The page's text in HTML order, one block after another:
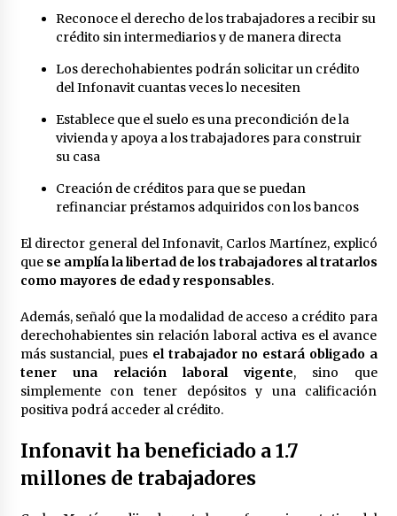
Reconoce el derecho de los trabajadores a recibir su
crédito sin intermediarios y de manera directa
Los derechohabientes podrán solicitar un crédito
del Infonavit cuantas veces lo necesiten
Establece que el suelo es una precondición de la
vivienda y apoya a los trabajadores para construir
su casa
Creación de créditos para que se puedan
refinanciar préstamos adquiridos con los bancos
El director general del Infonavit, Carlos Martínez, explicó
quese amplía la libertad de los trabajadores al tratarlos
como mayores de edad y responsables.
Además, señaló que la modalidad de acceso a crédito para
derechohabientes sin relación laboral activa es el avance
más sustancial, pues el trabajador no estará obligado a
tener una relación laboral vigente, sino que
simplemente con tener depósitos y una calificación
positiva podrá acceder al crédito.
Infonavit ha beneficiado a 1.7
millones de trabajadores